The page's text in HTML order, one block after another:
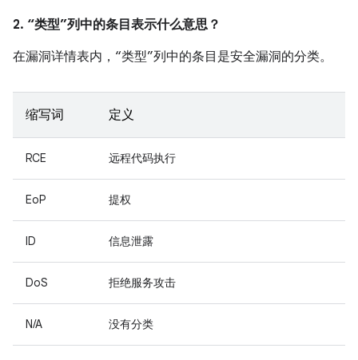
2. “类型”列中的条目表示什么意思？
在漏洞详情表内，“类型”列中的条目是安全漏洞的分类。
缩写词 定义
RCE 远程代码执行
EoP 提权
ID 信息泄露
DoS 拒绝服务攻击
N/A 没有分类